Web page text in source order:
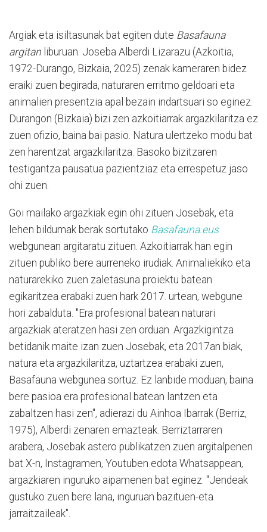
Argiak eta isiltasunak bat egiten dute Basafauna
argitan liburuan. Joseba Alberdi Lizarazu (Azkoitia,
1972-Durango, Bizkaia, 2025) zenak kameraren bidez
eraiki zuen begirada, naturaren erritmo geldoari eta
animalien presentzia apal bezain indartsuari so eginez.
Durangon (Bizkaia) bizi zen azkoitiarrak argazkilaritza ez
zuen ofizio, baina bai pasio. Natura ulertzeko modu bat
zen harentzat argazkilaritza. Basoko bizitzaren
testigantza pausatua pazientziaz eta errespetuz jaso
ohi zuen.
Goi mailako argazkiak egin ohi zituen Josebak, eta
lehen bildumak berak sortutako Basafauna.eus
webgunean argitaratu zituen. Azkoitiarrak han egin
zituen publiko bere aurreneko irudiak. Animaliekiko eta
naturarekiko zuen zaletasuna proiektu batean
egikaritzea erabaki zuen hark 2017. urtean, webgune
hori zabalduta. "Era profesional batean naturari
argazkiak ateratzen hasi zen orduan. Argazkigintza
betidanik maite izan zuen Josebak, eta 2017an biak,
natura eta argazkilaritza, uztartzea erabaki zuen,
Basafauna webgunea sortuz. Ez lanbide moduan, baina
bere pasioa era profesional batean lantzen eta
zabaltzen hasi zen", adierazi du Ainhoa Ibarrak (Berriz,
1975), Alberdi zenaren emazteak. Berriztarraren
arabera, Josebak astero publikatzen zuen argitalpenen
bat X-n, Instagramen, Youtuben edota Whatsappean,
argazkiaren inguruko aipamenen bat eginez. "Jendeak
gustuko zuen bere lana, inguruan bazituen-eta
jarraitzaileak".